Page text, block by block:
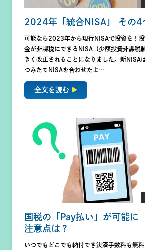
2024年「統合NISA」 その4
可能なら2023年から現行NISAで投資を！
金が非課税にできるNISA（少額投資非課税
きく改正されることになりました。新NISA
つみたてNISAを合わせたよ…
全文を読む
国税の「Pay払い」が可能
注意点は？
いつでもどこでも納付でき決済手数料も無